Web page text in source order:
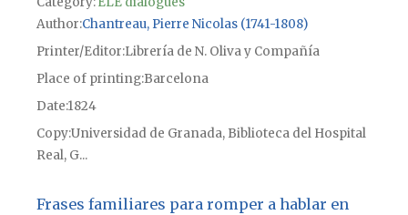
Author Chantreau, Pierre Nicolas (1741-1808)
Printer/Editor Librería de N. Oliva y Compañía
Place of printingBarcelona
Date1824
CopyUniversidad de Granada, Biblioteca del Hospital
Real, G...
Frases familiares para romper a hablar en